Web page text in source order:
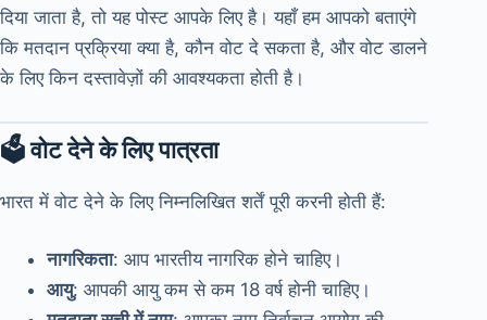
दिया जाता है, तो यह पोस्ट आपके लिए है। यहाँ हम आपको बताएंगे
कि मतदान प्रक्रिया क्या है, कौन वोट दे सकता है, और वोट डालने
के लिए किन दस्तावेज़ों की आवश्यकता होती है।
🗳️ वोट देने के लिए पात्रता
भारत में वोट देने के लिए निम्नलिखित शर्तें पूरी करनी होती हैं:
नागरिकता: आप भारतीय नागरिक होने चाहिए।
आयु: आपकी आयु कम से कम 18 वर्ष होनी चाहिए।